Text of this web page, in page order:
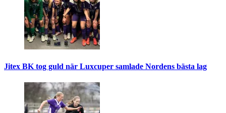
Jitex BK tog guld när Luxcuper samlade Nordens bästa lag